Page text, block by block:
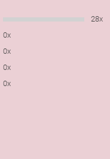
28x
0x
0x
0x
0x